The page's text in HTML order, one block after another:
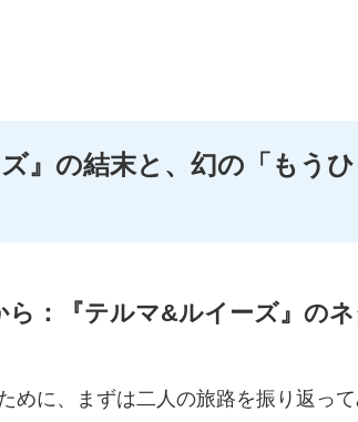
ズ』の結末と、幻の「もう
ら：『テルマ&ルイーズ』の
めに、まずは二人の旅路を振り返って